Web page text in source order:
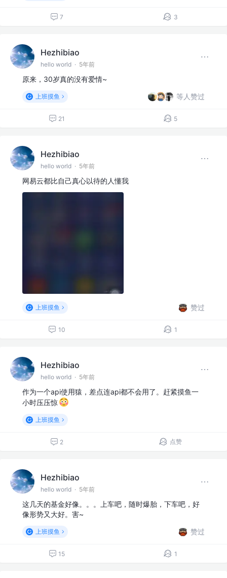
7 3
Hezhibiao
hello world · 5年前
原来，30岁真的没有爱情~
上班摸鱼 等人赞过
21 5
Hezhibiao
hello world · 5年前
网易云都比自己真心以待的人懂我
上班摸鱼 赞过
10 1
Hezhibiao
hello world · 5年前
作为一个api使用猿，差点连api都不会用了。赶紧摸鱼一
小时压压惊
上班摸鱼
2 点赞
Hezhibiao
hello world · 5年前
这几天的基金好像。。。上车吧，随时爆胎，下车吧，好
像形势又大好。害~
上班摸鱼 赞过
15 1